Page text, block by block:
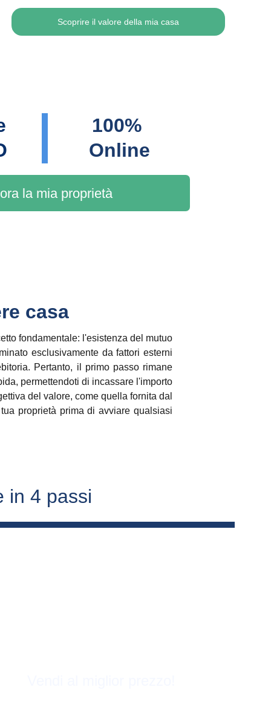
Scoprire il valore della mia casa
100%
Online
la mia proprietà
casa
fondamentale: l'esistenza del mutuo
esclusivamente da fattori esterni
Pertanto, il primo passo rimane
permettendoti di incassare l'importo
del valore, come quella fornita dal
proprietà prima di avviare qualsiasi
in 4 passi